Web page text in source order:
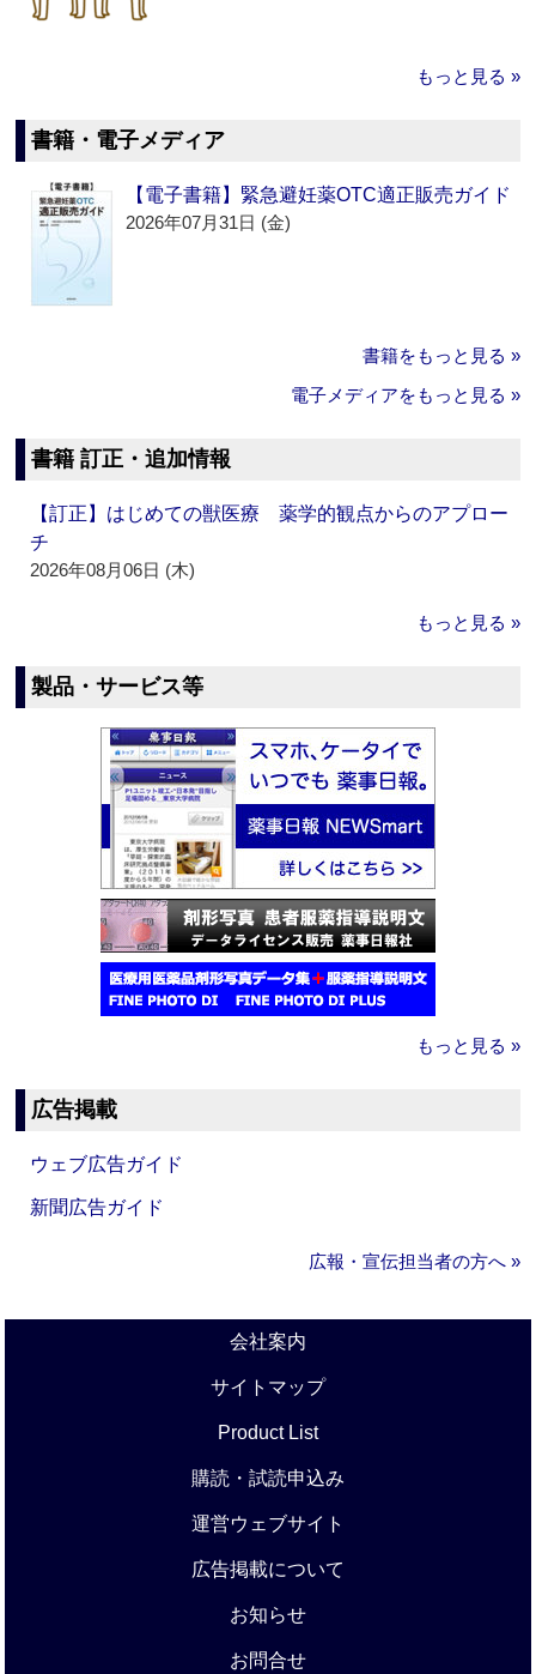
もっと見る »
書籍・電子メディア
【電子書籍】緊急避妊薬OTC適正販売ガイド
2026年07月31日 (金)
書籍をもっと見る »
電子メディアをもっと見る »
書籍 訂正・追加情報
【訂正】はじめての獣医療 薬学的観点からのアプロー
チ
2026年08月06日 (木)
もっと見る »
製品・サービス等
もっと見る »
広告掲載
ウェブ広告ガイド
新聞広告ガイド
広報・宣伝担当者の方へ »
会社案内
サイトマップ
Product List
購読・試読申込み
運営ウェブサイト
広告掲載について
お知らせ
お問合せ